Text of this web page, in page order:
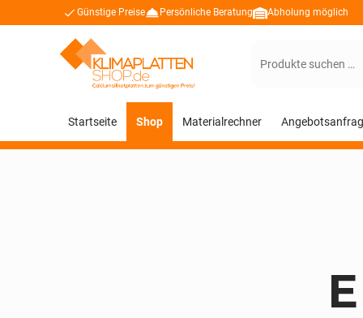
Günstige Preise Persönliche Beratung Abholung möglich
Suchen
Startseite Shop Materialrechner